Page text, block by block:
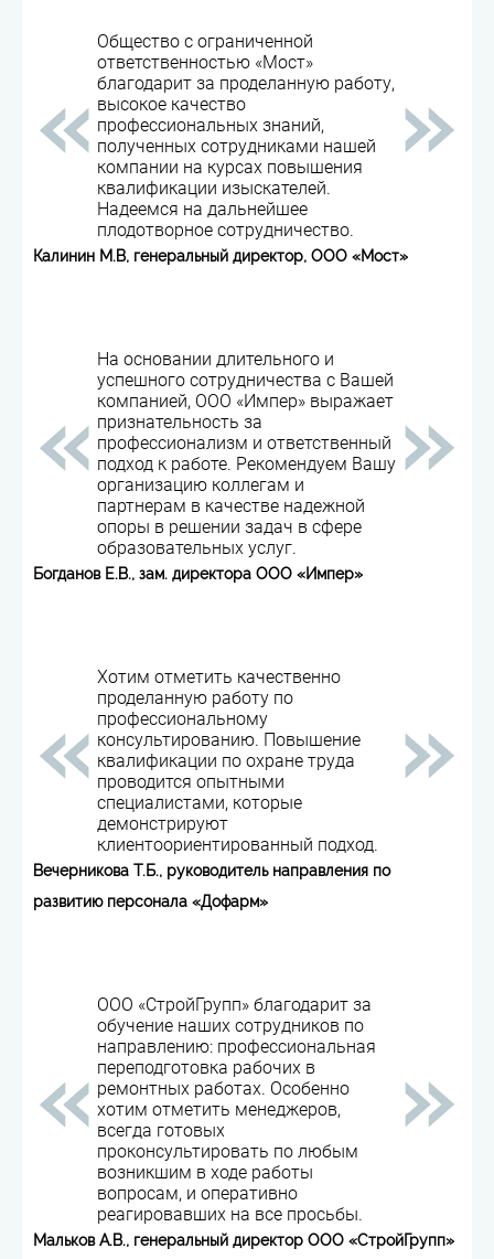
Общество с ограниченной
ответственностью «Мост»
благодарит за проделанную работу,
высокое качество
профессиональных знаний,
полученных сотрудниками нашей
компании на курсах повышения
квалификации изыскателей.
Надеемся на дальнейшее
плодотворное сотрудничество.
Калинин М.В, генеральный директор, ООО «Мост»
На основании длительного и
успешного сотрудничества с Вашей
компанией, ООО «Импер» выражает
признательность за
профессионализм и ответственный
подход к работе. Рекомендуем Вашу
организацию коллегам и
партнерам в качестве надежной
опоры в решении задач в сфере
образовательных услуг.
Богданов Е.В., зам. директора ООО «Импер»
Хотим отметить качественно
проделанную работу по
профессиональному
консультированию. Повышение
квалификации по охране труда
проводится опытными
специалистами, которые
демонстрируют
клиентоориентированный подход.
Вечерникова Т.Б., руководитель направления по
развитию персонала «Дофарм»
ООО «СтройГрупп» благодарит за
обучение наших сотрудников по
направлению: профессиональная
переподготовка рабочих в
ремонтных работах. Особенно
хотим отметить менеджеров,
всегда готовых
проконсультировать по любым
возникшим в ходе работы
вопросам, и оперативно
реагировавших на все просьбы.
Мальков А.В., генеральный директор ООО «СтройГрупп»